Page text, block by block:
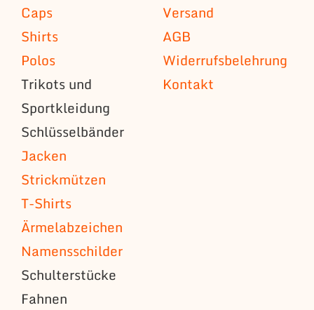
Caps
Shirts
Polos
Trikots und
Sportkleidung
Schlüsselbänder
Jacken
Strickmützen
T-Shirts
Ärmelabzeichen
Namensschilder
Schulterstücke
Fahnen
Versand
AGB
Widerrufsbelehrung
Kontakt